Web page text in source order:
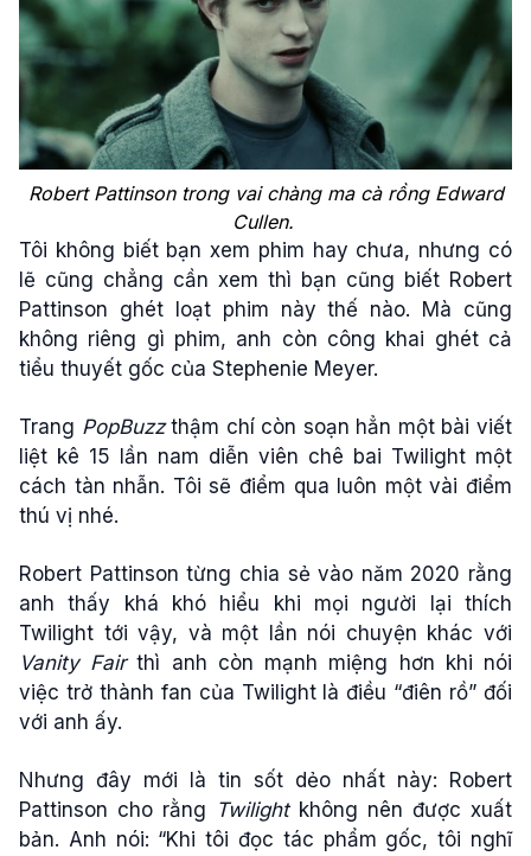
Robert Pattinson trong vai chàng ma cà rồng Edward
Cullen.
Tôi không biết bạn xem phim hay chưa, nhưng có
lẽ cũng chẳng cần xem thì bạn cũng biết Robert
Pattinson ghét loạt phim này thế nào. Mà cũng
không riêng gì phim, anh còn công khai ghét cả
tiểu thuyết gốc của Stephenie Meyer.
Trang PopBuzzthậm chí còn soạn hẳn một bài viết
liệt kê 15 lần nam diễn viên chê bai Twilight một
cách tàn nhẫn. Tôi sẽ điểm qua luôn một vài điểm
thú vị nhé.
Robert Pattinson từng chia sẻ vào năm 2020 rằng
anh thấy khá khó hiểu khi mọi người lại thích
Twilight tới vậy, và một lần nói chuyện khác với
Vanity Fairthì anh còn mạnh miệng hơn khi nói
việc trở thành fan của Twilight là điều “điên rồ” đối
với anh ấy.
Nhưng đây mới là tin sốt dẻo nhất này: Robert
Pattinson cho rằng Twilightkhông nên được xuất
bản. Anh nói: “Khi tôi đọc tác phẩm gốc, tôi nghĩ